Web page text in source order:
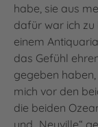
habe, sie aus
dafür war ich zu
einem
das Gefühl
gegeben
mich vor den
die beiden